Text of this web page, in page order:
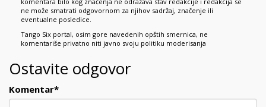
ne može smatrati odgovornom za njihov sadržaj, značenje ili
eventualne posledice.
Tango Six portal, osim gore navedenih opštih smernica, ne
komentariše privatno niti javno svoju politiku moderisanja
Ostavite odgovor
Komentar*